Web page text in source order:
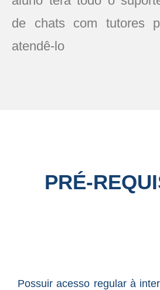
de chats com tutores
atendê-lo
PRÉ-
Possuir acesso regular à